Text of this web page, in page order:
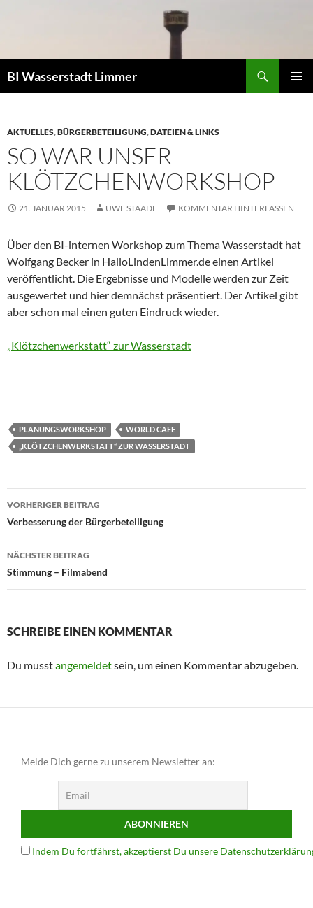
BI Wasserstadt Limmer
AKTUELLES,BÜRGERBETEILIGUNG,DATEIEN & LINKS
SO WAR UNSER
KLÖTZCHENWORKSHOP
21. JANUAR 2015 UWE STAADE KOMMENTAR HINTERLASSEN
Über den BI-internen Workshop zum Thema Wasserstadt hat
Wolfgang Becker in HalloLindenLimmer.de einen Artikel
veröffentlicht. Die Ergebnisse und Modelle werden zur Zeit
ausgewertet und hier demnächst präsentiert. Der Artikel gibt
aber schon mal einen guten Eindruck wieder.
„Klötzchenwerkstatt“ zur Wasserstadt
PLANUNGSWORKSHOP
WORLD CAFE
„KLÖTZCHENWERKSTATT“ ZUR WASSERSTADT
Beitragsnavigation
VORHERIGER BEITRAG
Verbesserung der Bürgerbeteiligung
NÄCHSTER BEITRAG
Stimmung – Filmabend
SCHREIBE EINEN KOMMENTAR
Du musstangemeldetsein, um einen Kommentar abzugeben.
Melde Dich gerne zu unserem Newsletter an:
Indem Du fortfährst, akzeptierst Du unsere